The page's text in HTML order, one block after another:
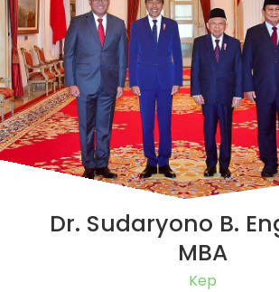
Dr. Sudaryono B.
MBA
Ketu